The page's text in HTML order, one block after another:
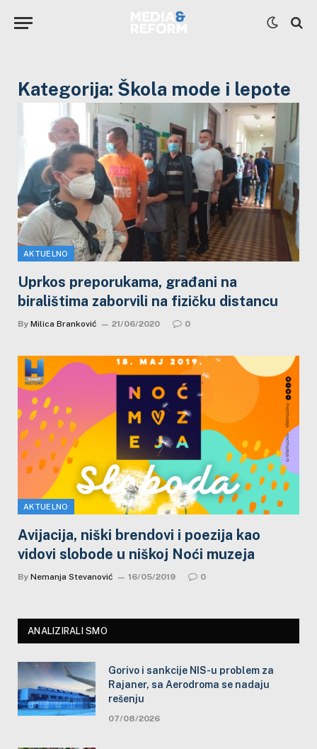
Kategorija: Škola mode i lepote
AKTUELNO
Uprkos preporukama, građani na
biralištima zaborvili na fizičku distancu
By Milica Branković 21/06/2020 0
AKTUELNO
Avijacija, niški brendovi i poezija kao
vidovi slobode u niškoj Noći muzeja
By Nemanja Stevanović 16/05/2019 0
ANALIZIRALI SMO
Gorivo i sankcije NIS-u problem za
Rajaner, sa Aerodroma se nadaju
rešenju
07/08/2026